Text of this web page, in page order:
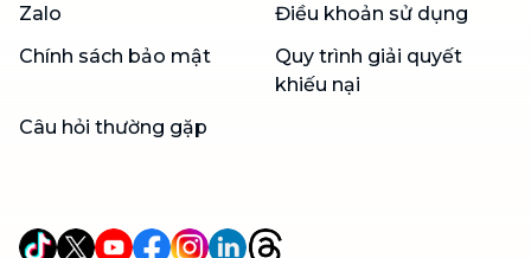
Zalo
Điều khoản sử dụng
Chính sách bảo mật
Quy trình giải quyết
khiếu nại
Câu hỏi thường gặp